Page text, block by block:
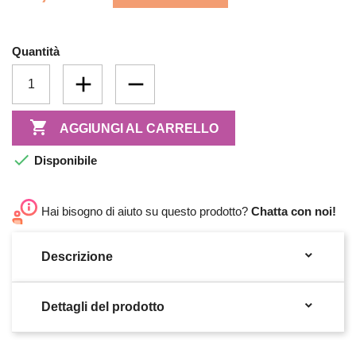
Quantità
 AGGIUNGI AL CARRELLO
 Disponibile
Hai bisogno di aiuto su questo prodotto? Chatta con noi!
Descrizione 
Dettagli del prodotto 